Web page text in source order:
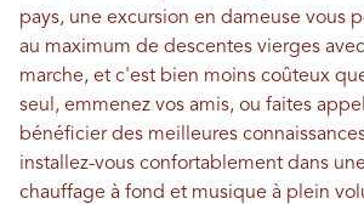
pays, une excursion en dameuse vous
au maximum de descentes vierges
marche, et c'est bien moins coûteux
seul, emmenez vos amis, ou faites
bénéficier des meilleures
installez-vous confortablement dans
chauffage à fond et musique à plein